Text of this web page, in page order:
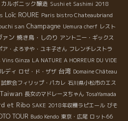
ルボニック醸造 Sushi et Sashimi 2018
Loïc ROURE Paris bistro Chateaubriand
san Champagne Uemura cherf レスト
ァン 焼き鳥・しのり アントニー・ギックス
ア・よろずや・ユキ子さん フレンチレストラ
Vins Ginza LA NATURE A HORREUR DU VIDE
ディ ロゼ・ド・ザザ 台湾 Domaine Château
試飲会フィリップ・パカレ 石川県小松市のエス
Taiwan 長女のマドレーヌちゃん TosaYamada
et Ribo SAKE 2018年収穫ラピエール びそ
TOUR Budo Kendo 東京・広尾 ロット66